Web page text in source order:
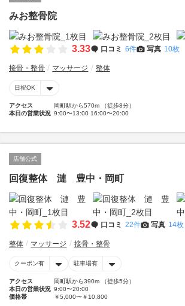
みお整骨院
3.33 口コミ 6件 写真 10枚
接骨・整骨 マッサージ 整体
日祝OK
アクセス
岡町駅から570m （徒歩8分）
本日の営業状況 9:00〜13:00 16:00〜20:00
店舗公式
回復整体 漣 豊中・岡町
3.52 口コミ 22件 写真 14枚
整体 マッサージ 接骨・整骨
クーポン有 駐車場有
アクセス
岡町駅から390m （徒歩5分）
本日の営業状況 9:00〜20:00
価格帯
￥5,000〜￥10,800